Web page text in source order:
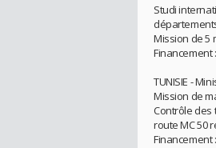
Studi
Mission de 5
Financement
TUNISIE -
Mission de
Contrôle des
route MC 50
Financement